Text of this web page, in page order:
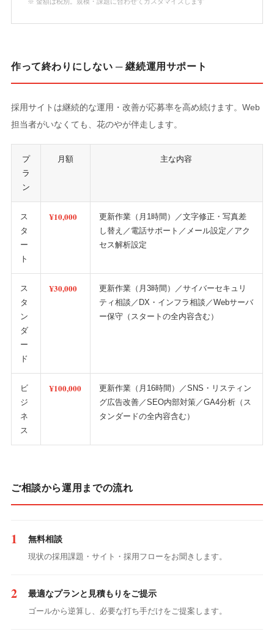
作って終わりにしない ─ 継続運用サポート
採用サイトは継続的な運用・改善が応募率を高め続けます。Web
担当者がいなくても、花のやが伴走します。
プ
ラ
ン
月額 主な内容
ス
タ
ー
ト
¥10,000
更新作業（月1時間）／文字修正・写真差
し替え／電話サポート／メール設定／アク
セス解析設定
ス
タ
ン
ダ
ー
ド
¥30,000
更新作業（月3時間）／サイバーセキュリ
ティ相談／DX・インフラ相談／Webサーバ
ー保守（スタートの全内容含む）
ビ
ジ
ネ
ス
¥100,000
更新作業（月16時間）／SNS・リスティン
グ広告改善／SEO内部対策／GA4分析（ス
タンダードの全内容含む）
ご相談から運用までの流れ
無料相談
現状の採用課題・サイト・採用フローをお聞きします。
最適なプランと見積もりをご提示
ゴールから逆算し、必要な打ち手だけをご提案します。